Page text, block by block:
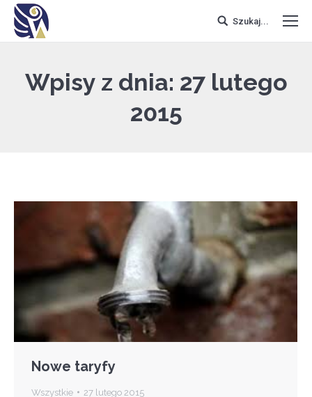
Szukaj...
Wpisy z dnia: 27 lutego
2015
Nowe taryfy
Wszystkie 27 lutego 2015